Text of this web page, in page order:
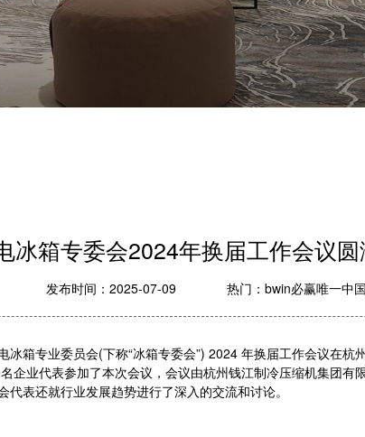
冰箱专委会2024年换届工作会议
发布时间：2025-07-09 热门： bwin必赢唯一中
专业委员会(下称“冰箱专委会”) 2024 年换届工作会议在杭
企业代表参加了本次会议，会议由杭州钱江制冷压缩机集团
表还就行业发展趋势进行了深入的交流和讨论。